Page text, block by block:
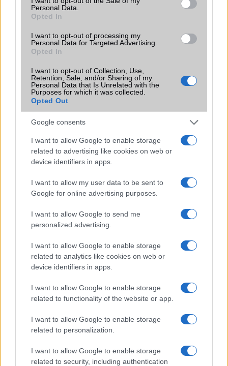
Personal Data.
Opted In
I want to opt-out of processing my
Personal Data for Targeted Advertising.
Opted In
I want to opt-out of Collection, Use,
Retention, Sale, and/or Sharing of my
Personal Data that Is Unrelated with the
Purposes for which it was collected.
Opted Out
Google consents
I want to allow Google to enable storage
related to advertising like cookies on web or
device identifiers in apps.
I want to allow my user data to be sent to
Google for online advertising purposes.
I want to allow Google to send me
personalized advertising.
I want to allow Google to enable storage
related to analytics like cookies on web or
device identifiers in apps.
I want to allow Google to enable storage
related to functionality of the website or app.
I want to allow Google to enable storage
related to personalization.
I want to allow Google to enable storage
related to security, including authentication
érkezését, amely az Android 16-ra épül, és hamarosan
indul a béta program első hulláma.
KAPCSOLÓDÓ HÍREK
A Sony belép a Windows Phone piacra
iPhone 5S és iPhone 6 pletykák
Képeken az olcsó, műanyag iPhone
Kiszivárgott a Xiaomi két új olcsó okosórája: érkezik a
Redmi Watch 6 Active és a Watch 6 Lite
Apple Watch Series 12: ezek lehetnek az idei nagy
újdonságok
Apple Watch Series 12 és Ultra 4: ezekre az újdonságokra
számíthatunk idén ősszel
LEGOLVASOTTABBAK
Számos népszerű Samsung Galaxy készülék kimarad a One
UI 9 frissítésből – itt a lista az érintett modellekről